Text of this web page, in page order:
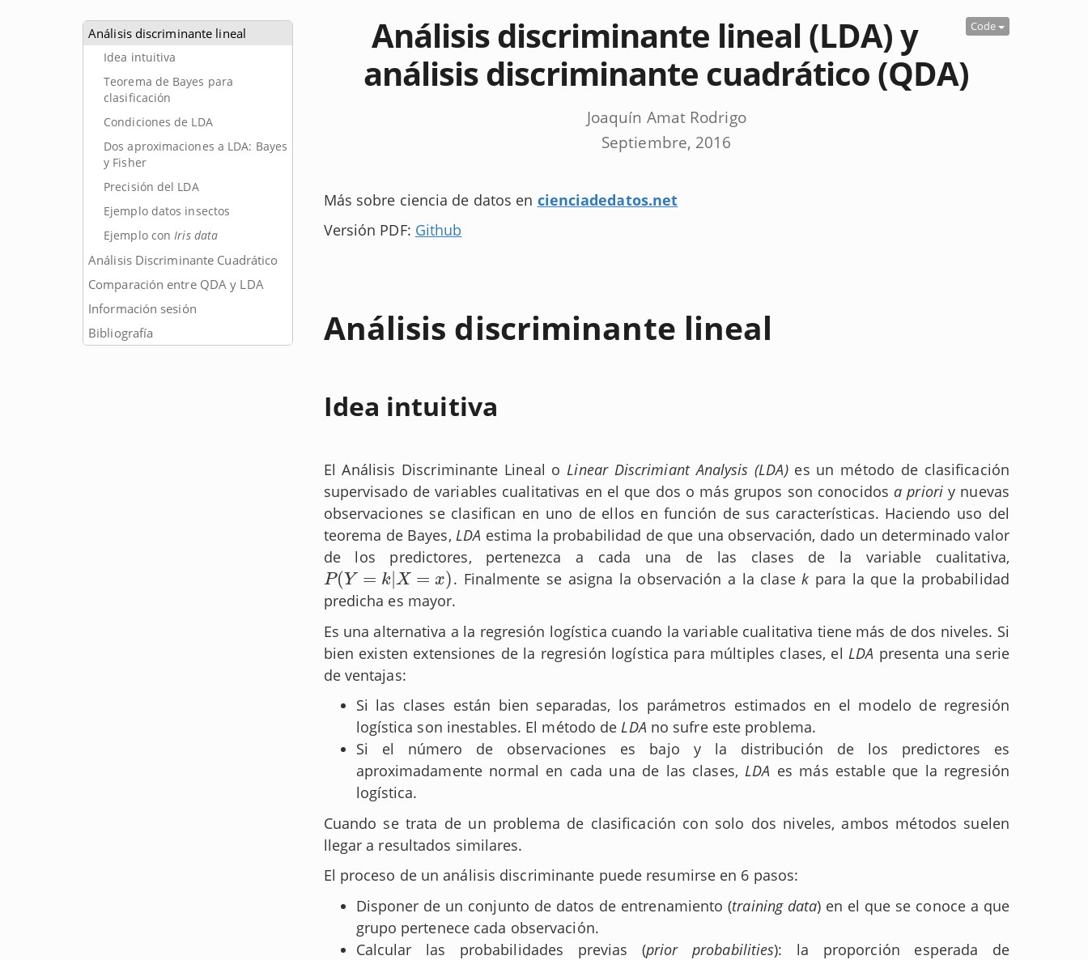
Análisis discriminante lineal
Idea intuitiva
Teorema de Bayes para
clasificación
Condiciones de LDA
Dos aproximaciones a LDA: Bayes
y Fisher
Precisión del LDA
Ejemplo datos insectos
Ejemplo conIris data
Análisis Discriminante Cuadrático
Comparación entre QDA y LDA
Información sesión
Bibliografía
Code
Análisis discriminante lineal (LDA) y
análisis discriminante cuadrático (QDA)
Joaquín Amat Rodrigo
Septiembre, 2016
Más sobre ciencia de datos en cienciadedatos.net
Versión PDF: Github
Análisis discriminante lineal
Idea intuitiva
El Análisis Discriminante Lineal oLinear Discrimiant Analysis (LDA)es un método de clasificación
supervisado de variables cualitativas en el que dos o más grupos son conocidosa prioriy nuevas
observaciones se clasifican en uno de ellos en función de sus características. Haciendo uso del
teorema de Bayes, LDA estima la probabilidad de que una observación, dado un determinado valor
de los predictores, pertenezca a cada una de las clases de la variable cualitativa,
P(Y = k|X = x)
P(Y=k |X =x . Finalmente se asigna la observación a la clasek para la que la probabilidad
predicha es mayor.
Es una alternativa a la regresión logística cuando la variable cualitativa tiene más de dos niveles. Si
bien existen extensiones de la regresión logística para múltiples clases, el LDA presenta una serie
de ventajas:
Si las clases están bien separadas, los parámetros estimados en el modelo de regresión
logística son inestables. El método deLDA no sufre este problema.
Si el número de observaciones es bajo y la distribución de los predictores es
aproximadamente normal en cada una de las clases,LDA es más estable que la regresión
logística.
Cuando se trata de un problema de clasificación con solo dos niveles, ambos métodos suelen
llegar a resultados similares.
El proceso de un análisis discriminante puede resumirse en 6 pasos:
Disponer de un conjunto de datos de entrenamiento (training data) en el que se conoce a que
grupo pertenece cada observación.
Calcular las probabilidades previas (prior probabilities): la proporción esperada de